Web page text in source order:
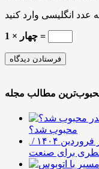
چهار × 1 =
محبوب شد؟
افزایش ۴.۶ درصدی تولید فولاد ایران در فروردین ۱۴۰۴ /
خطری برای صنعت